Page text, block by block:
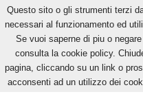
Home Tags Stadio olimpico
stadio olimpico
Questo sito o gli strumenti terzi
necessari al funzionamento ed
Se vuoi saperne di piu o
consulta la cookie policy.
pagina, cliccando su un link o
acconsenti ad un utilizzo dei